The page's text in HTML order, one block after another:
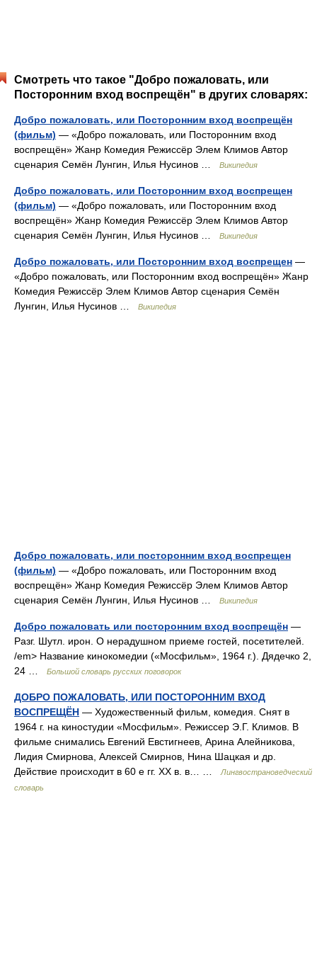
Смотреть что такое "Добро пожаловать, или
Посторонним вход воспрещён" в других словарях:
Добро пожаловать, или Посторонним вход воспрещён
(фильм) — «Добро пожаловать, или Посторонним вход
воспрещён» Жанр Комедия Режиссёр Элем Климов Автор
сценария Семён Лунгин, Илья Нусинов …
Википедия
Добро пожаловать, или Посторонним вход воспрещен
(фильм) — «Добро пожаловать, или Посторонним вход
воспрещён» Жанр Комедия Режиссёр Элем Климов Автор
сценария Семён Лунгин, Илья Нусинов …
Википедия
Добро пожаловать, или Посторонним вход воспрещен —
«Добро пожаловать, или Посторонним вход воспрещён» Жанр
Комедия Режиссёр Элем Климов Автор сценария Семён
Лунгин, Илья Нусинов …
Википедия
Добро пожаловать, или посторонним вход воспрещен
(фильм) — «Добро пожаловать, или Посторонним вход
воспрещён» Жанр Комедия Режиссёр Элем Климов Автор
сценария Семён Лунгин, Илья Нусинов …
Википедия
Добро пожаловать или посторонним вход воспрещён —
Разг. Шутл. ирон. О нерадушном приеме гостей, посетителей.
/em> Название кинокомедии («Мосфильм», 1964 г.). Дядечко 2,
24 …
Большой словарь русских поговорок
ДОБРО ПОЖАЛОВАТЬ, ИЛИ ПОСТОРОННИМ ВХОД
ВОСПРЕЩЁН — Художественный фильм, комедия. Снят в
1964 г. на киностудии «Мосфильм». Режиссер Э.Г. Климов. В
фильме снимались Евгений Евстигнеев, Арина Алейникова,
Лидия Смирнова, Алексей Смирнов, Нина Шацкая и др.
Действие происходит в 60 е гг. XX в. в… …
Лингвострановедческий
словарь